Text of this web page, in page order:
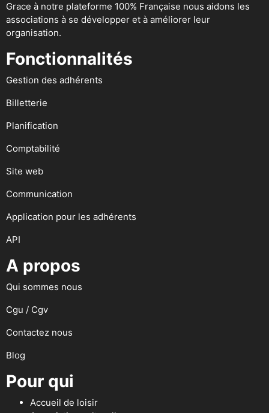
Grace à notre plateforme 100% Française nous aidons les
associations à se développer et à améliorer leur
organisation.
Fonctionnalités
Gestion des adhérents
Billetterie
Planification
Comptabilité
Site web
Communication
Application pour les adhérents
API
A propos
Qui sommes nous
Cgu / Cgv
Contactez nous
Blog
Pour qui
Accueil de loisir